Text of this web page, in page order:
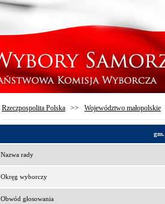
Rzeczpospolita Polska >> Województwo małopolskie
Nazwa rady
Okręg wyborczy
Obwód głosowania